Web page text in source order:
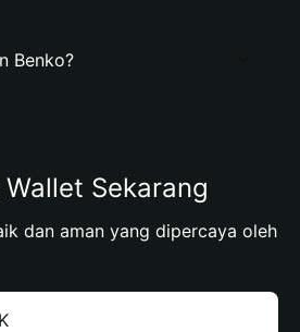
Benko?
Sekarang
dan aman yang dipercaya oleh